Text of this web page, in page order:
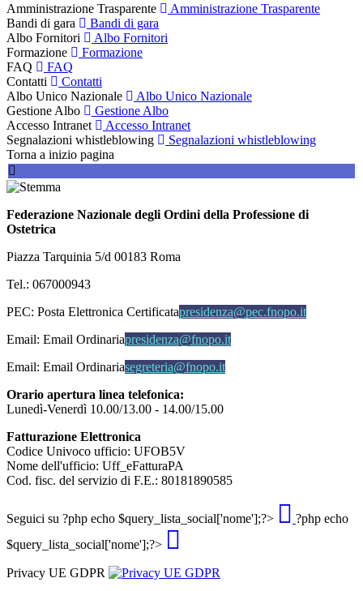
Amministrazione Trasparente
Amministrazione Trasparente
Bandi di gara
Bandi di gara
Albo Fornitori
Albo Fornitori
Formazione
Formazione
FAQ
FAQ
Contatti
Contatti
Albo Unico Nazionale
Albo Unico Nazionale
Gestione Albo
Gestione Albo
Accesso Intranet
Accesso Intranet
Segnalazioni whistleblowing
Segnalazioni whistleblowing
Torna a inizio pagina
Federazione Nazionale degli Ordini della Professione di
Ostetrica
Piazza Tarquinia 5/d 00183 Roma
Tel.: 067000943
PEC: Posta Elettronica Certificatapresidenza@pec.fnopo.it
Email: Email Ordinariapresidenza@fnopo.it
Email: Email Ordinariasegreteria@fnopo.it
Orario apertura linea telefonica:
Lunedì-Venerdì 10.00/13.00 - 14.00/15.00
Fatturazione Elettronica
Codice Univoco ufficio: UFOB5V
Nome dell'ufficio: Uff_eFatturaPA
Cod. fisc. del servizio di F.E.: 80181890585
Seguici su ?php echo $query_lista_social['nome'];?>
?php echo
$query_lista_social['nome'];?>
Privacy UE GDPR